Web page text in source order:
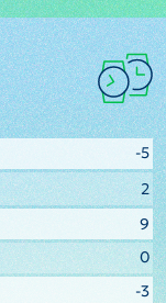
-5
2
9
0
-3